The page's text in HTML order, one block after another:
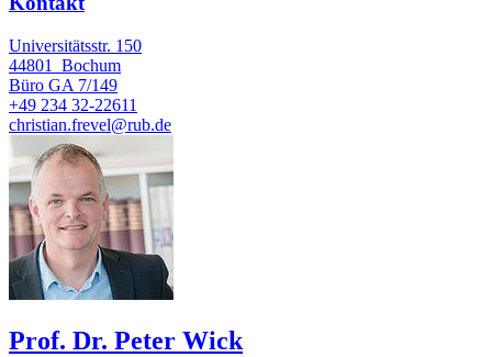
Universitätsstr. 150
44801
Bochum
Büro GA 7/149
+49 234 32-22611
christian.frevel@rub.de
Prof. Dr. Peter Wick